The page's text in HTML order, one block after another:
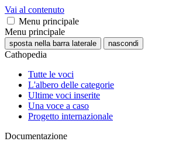
Vai al contenuto
Menu principale
Menu principale
sposta nella barra laterale nascondi
Cathopedia
Tutte le voci
L'albero delle categorie
Ultime voci inserite
Una voce a caso
Progetto internazionale
Documentazione